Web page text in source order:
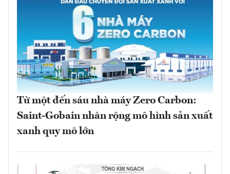
Từ một đến sáu nhà máy Zero Carbon:
Saint-Gobain nhân rộng mô hình sản xuất
xanh quy mô lớn